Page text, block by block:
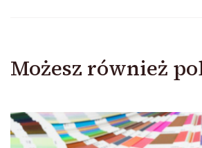
Możesz również